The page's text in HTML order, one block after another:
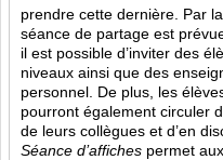
prendre cette dernière. Par
séance de partage est
il est possible d’inviter des
niveaux ainsi que des
personnel. De plus, les
pourront également circuler
de leurs collègues et d’en
Séance d’affiches permet